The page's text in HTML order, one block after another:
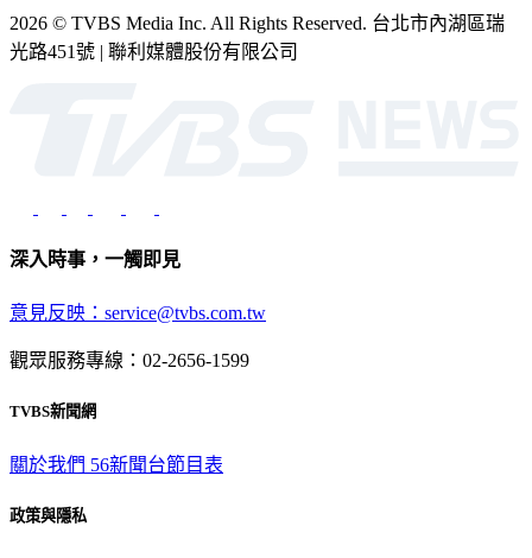
2026 © TVBS Media Inc. All Rights Reserved. 台北市內湖區瑞
光路451號 | 聯利媒體股份有限公司
深入時事，一觸即見
意見反映：service@tvbs.com.tw
觀眾服務專線：02-2656-1599
TVBS新聞網
關於我們 56新聞台節目表
政策與隱私